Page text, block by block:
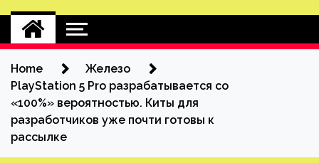
Home
Железо
PlayStation 5 Pro разрабатывается со
«100%» вероятностью. Киты для
разработчиков уже почти готовы к
рассылке